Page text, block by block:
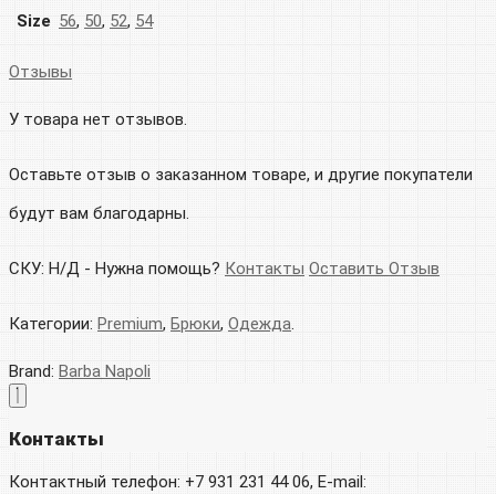
Size 56, 50, 52, 54
Отзывы
У товара нет отзывов.
Оставьте отзыв о заказанном товаре, и другие покупатели
будут вам благодарны.
СКУ: Н/Д - Нужна помощь? Контакты Оставить Отзыв
Категории: Premium, Брюки, Одежда.
Brand: Barba Napoli
Контакты
Контактный телефон: +7 931 231 44 06, E-mail: